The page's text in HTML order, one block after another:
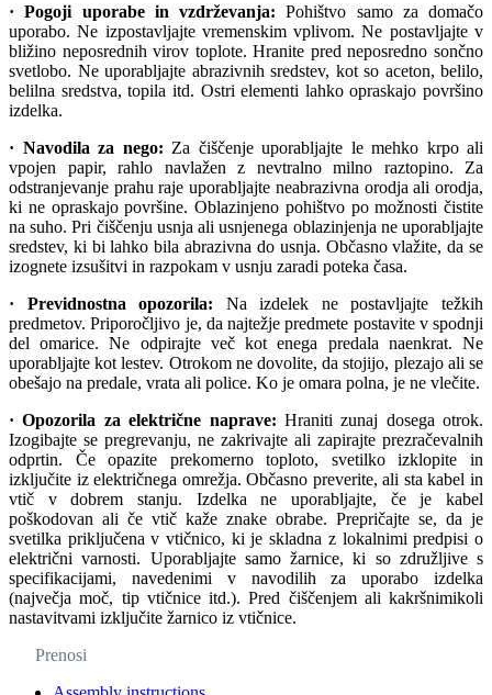
· Pogoji uporabe in vzdrževanja: Pohištvo samo za domačo
uporabo. Ne izpostavljajte vremenskim vplivom. Ne postavljajte v
bližino neposrednih virov toplote. Hranite pred neposredno sončno
svetlobo. Ne uporabljajte abrazivnih sredstev, kot so aceton, belilo,
belilna sredstva, topila itd. Ostri elementi lahko opraskajo površino
izdelka.
· Navodila za nego: Za čiščenje uporabljajte le mehko krpo ali
vpojen papir, rahlo navlažen z nevtralno milno raztopino. Za
odstranjevanje prahu raje uporabljajte neabrazivna orodja ali orodja,
ki ne opraskajo površine. Oblazinjeno pohištvo po možnosti čistite
na suho. Pri čiščenju usnja ali usnjenega oblazinjenja ne uporabljajte
sredstev, ki bi lahko bila abrazivna do usnja. Občasno vlažite, da se
izognete izsušitvi in razpokam v usnju zaradi poteka časa.
· Previdnostna opozorila: Na izdelek ne postavljajte težkih
predmetov. Priporočljivo je, da najtežje predmete postavite v spodnji
del omarice. Ne odpirajte več kot enega predala naenkrat. Ne
uporabljajte kot lestev. Otrokom ne dovolite, da stojijo, plezajo ali se
obešajo na predale, vrata ali police. Ko je omara polna, je ne vlečite.
· Opozorila za električne naprave: Hraniti zunaj dosega otrok.
Izogibajte se pregrevanju, ne zakrivajte ali zapirajte prezračevalnih
odprtin. Če opazite prekomerno toploto, svetilko izklopite in
izključite iz električnega omrežja. Občasno preverite, ali sta kabel in
vtič v dobrem stanju. Izdelka ne uporabljajte, če je kabel
poškodovan ali če vtič kaže znake obrabe. Prepričajte se, da je
svetilka priključena v vtičnico, ki je skladna z lokalnimi predpisi o
električni varnosti. Uporabljajte samo žarnice, ki so združljive s
specifikacijami, navedenimi v navodilih za uporabo izdelka
(največja moč, tip vtičnice itd.). Pred čiščenjem ali kakršnimikoli
nastavitvami izključite žarnico iz vtičnice.
Prenosi